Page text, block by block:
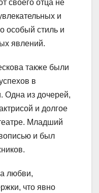
своего отца не
и
особый стиль и
явлений.
также были
в
Одна из дочерей,
и долгое
Младший
и был
любви,
что явно